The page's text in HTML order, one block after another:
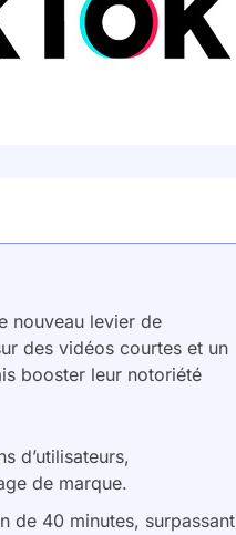
nouveau levier de
des vidéos courtes et un
booster leur notoriété
d’utilisateurs,
de marque.
de 40 minutes, surpassant